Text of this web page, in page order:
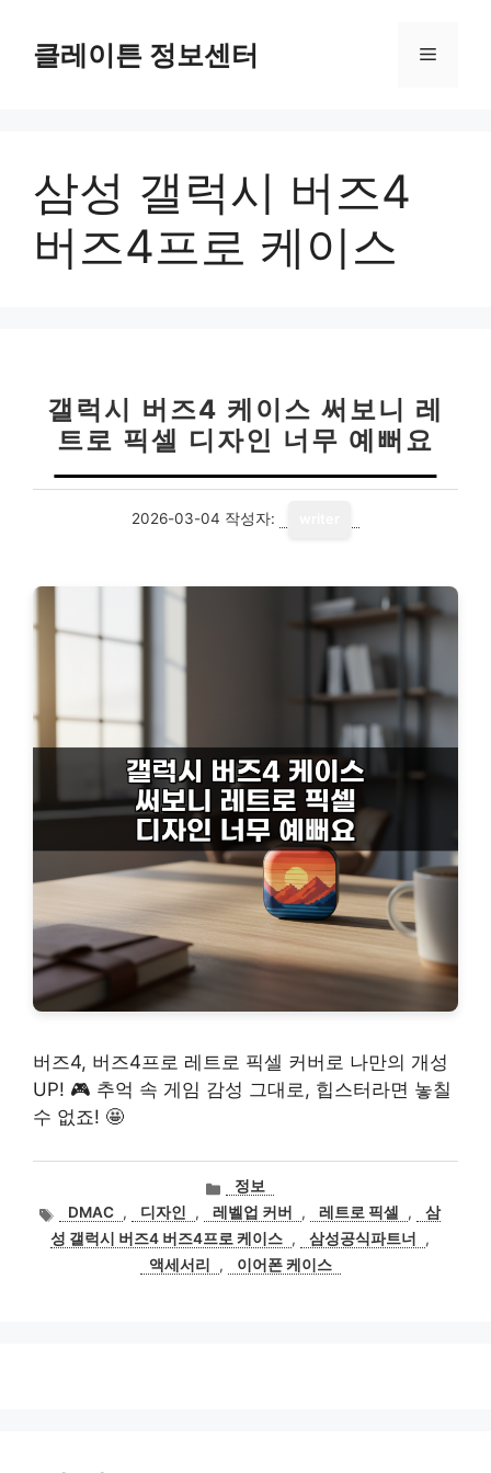
클레이튼 정보센터 메
삼성 갤럭시 버즈4
버즈4프로 케이스
갤럭시 버즈4 케이스 써보니 레
트로 픽셀 디자인 너무 예뻐요
2026-03-04 작성자:
버즈4, 버즈4프로 레트로 픽셀 커버로 나만의 개성
UP! 🎮 추억 속 게임 감성 그대로, 힙스터라면 놓칠
수 없죠! 🤩
카
테
고
리
정보
태
그
DMAC , 디자인 , 레벨업 커버 , 레트로 픽셀 ,
삼
성 갤럭시 버즈4 버즈4프로 케이스 , 삼성공식파트너
,
액세서리
, 이어폰 케이스